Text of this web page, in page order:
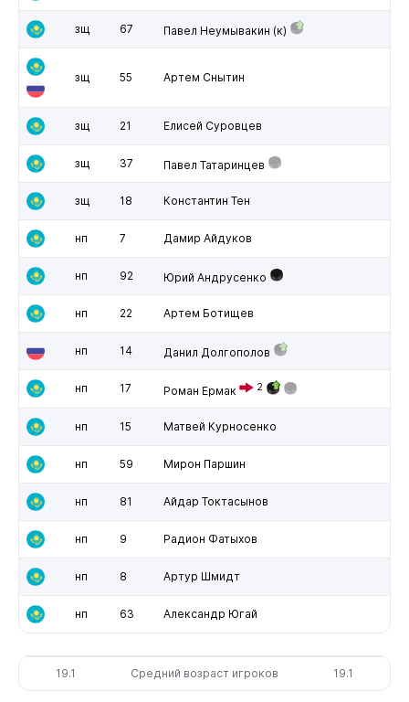
зщ 67 Павел Неумывакин (к)
зщ 55 Артем Снытин
зщ 21 Елисей Суровцев
зщ 37 Павел Татаринцев
зщ 18 Константин Тен
нп 7 Дамир Айдуков
нп 92 Юрий Андрусенко
нп 22 Артем Ботищев
нп 14 Данил Долгополов
нп 17 Роман Ермак 2
нп 15 Матвей Курносенко
нп 59 Мирон Паршин
нп 81 Айдар Токтасынов
нп 9 Радион Фатыхов
нп 8 Артур Шмидт
нп 63 Александр Югай
19.1 Средний возраст игроков 19.1